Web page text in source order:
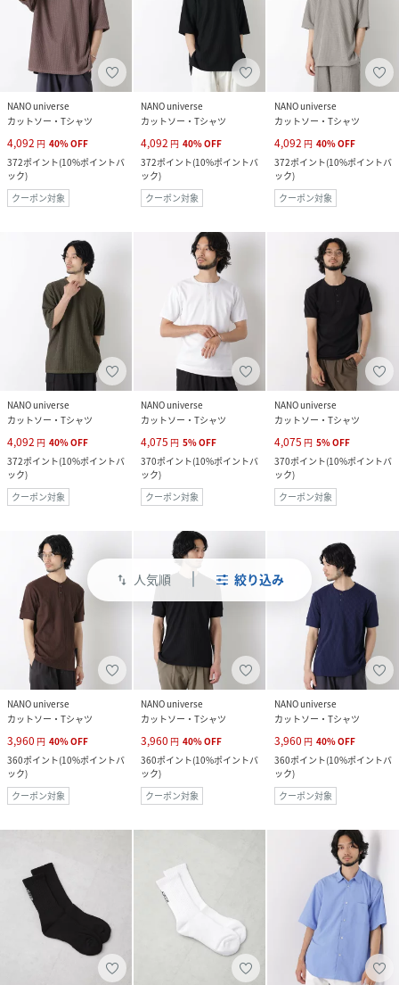
swap_vert 人気順 絞り込み
NANO universe
カットソー・Tシャツ
4,092 円 40%OFF
372ポイント(10%ポイントバ
ック)
クーポン対象
NANO universe
カットソー・Tシャツ
4,092 円 40%OFF
372ポイント(10%ポイントバ
ック)
クーポン対象
NANO universe
カットソー・Tシャツ
4,092 円 40%OFF
372ポイント(10%ポイントバ
ック)
クーポン対象
NANO universe
カットソー・Tシャツ
4,092 円 40%OFF
372ポイント(10%ポイントバ
ック)
クーポン対象
NANO universe
カットソー・Tシャツ
4,075 円 5%OFF
370ポイント(10%ポイントバ
ック)
クーポン対象
NANO universe
カットソー・Tシャツ
4,075 円 5%OFF
370ポイント(10%ポイントバ
ック)
クーポン対象
NANO universe
カットソー・Tシャツ
3,960 円 40%OFF
360ポイント(10%ポイントバ
ック)
クーポン対象
NANO universe
カットソー・Tシャツ
3,960 円 40%OFF
360ポイント(10%ポイントバ
ック)
クーポン対象
NANO universe
カットソー・Tシャツ
3,960 円 40%OFF
360ポイント(10%ポイントバ
ック)
クーポン対象